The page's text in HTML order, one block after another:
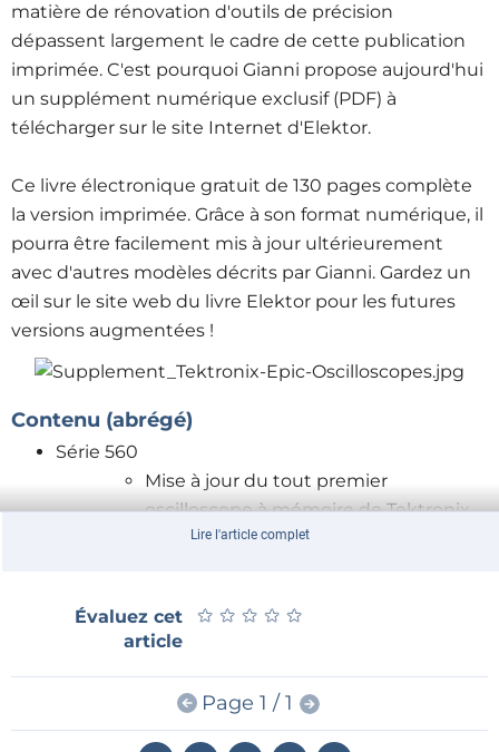
matière de rénovation d'outils de précision
dépassent largement le cadre de cette publication
imprimée. C'est pourquoi Gianni propose aujourd'hui
un supplément numérique exclusif (PDF) à
télécharger sur le site Internet d'Elektor.
Ce livre électronique gratuit de 130 pages complète
la version imprimée. Grâce à son format numérique, il
pourra être facilement mis à jour ultérieurement
avec d'autres modèles décrits par Gianni. Gardez un
œil sur le site web du livre Elektor pour les futures
versions augmentées !
Contenu (abrégé)
Série 560
Mise à jour du tout premier
oscilloscope à mémoire de Tektronix.
Type 564B, version révisée à
Oscilloscopes .
Plug-ins :
3B4 Plug-in — une base de
temps à grande vitesse
3A6 Plug-in — un
Lire l'article complet
Évaluez cet
article
★ ★ ★ ★ ★
★ ★ ★ ★ ★
Page 1 / 1